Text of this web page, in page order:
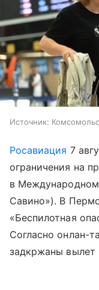
Источник:
Росавиация 7
ограничения на
в
Савино»). В
«Беспилотная
Согласно онлан-
задкржаны вылет